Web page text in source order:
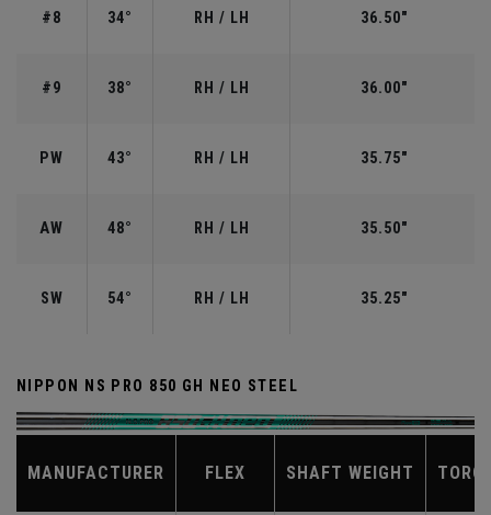
#8 34° RH / LH 36.50"
#9 38° RH / LH 36.00"
PW 43° RH / LH 35.75"
AW 48° RH / LH 35.50"
SW 54° RH / LH 35.25"
NIPPON NS PRO 850 GH NEO STEEL
MANUFACTURER FLEX SHAFT WEIGHT